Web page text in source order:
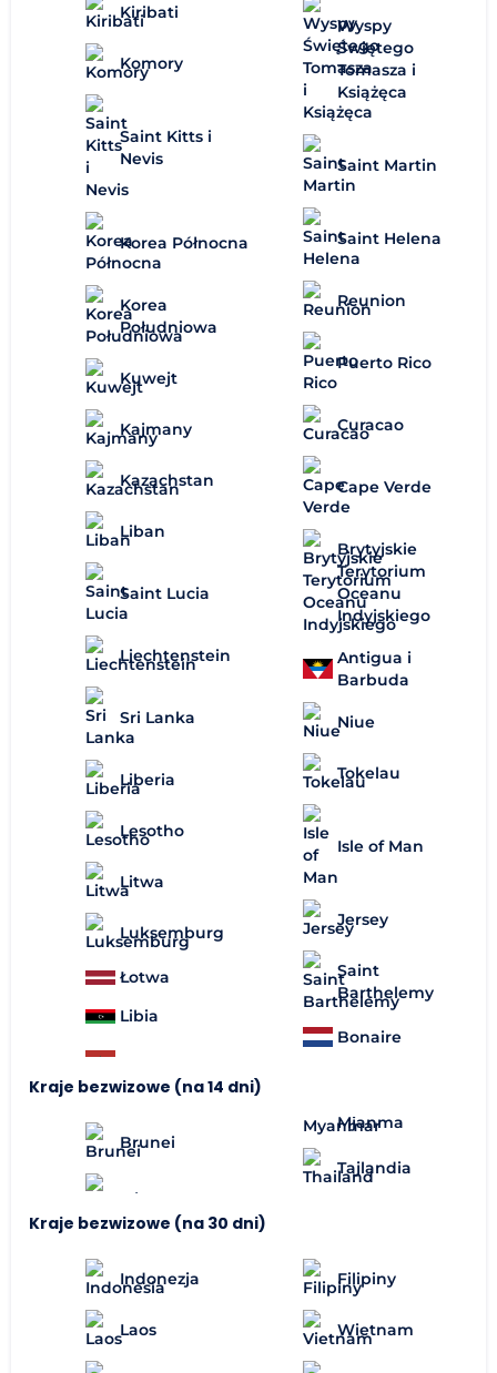
Kiribati
Komory
Saint Kitts i
Nevis
Korea Północna
Korea
Południowa
Kuwejt
Kajmany
Kazachstan
Liban
Saint Lucia
Liechtenstein
Sri Lanka
Liberia
Lesotho
Litwa
Luksemburg
Łotwa
Libia
Wyspy
Świętego
Tomasza i
Książęca
Saint Martin
Saint Helena
Reunion
Puerto Rico
Curacao
Cape Verde
Brytyjskie
Terytorium
Oceanu
Indyjskiego
Antigua i
Barbuda
Niue
Tokelau
Isle of Man
Jersey
Saint
Barthelemy
Bonaire
Kraje bezwizowe (na 14 dni)
Brunei
Mjanma
Tajlandia
Kraje bezwizowe (na 30 dni)
Indonezja
Laos
Filipiny
Wietnam